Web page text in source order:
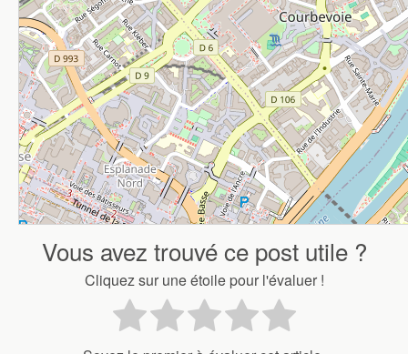
Vous avez trouvé ce post utile ?
Cliquez sur une étoile pour l'évaluer !